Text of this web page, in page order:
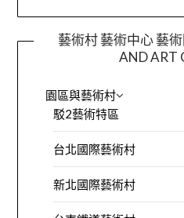
藝術村 藝術中心 藝
AND ART
園區與藝術村
駁2藝術特區
台北國際藝術村
新北國際藝術村